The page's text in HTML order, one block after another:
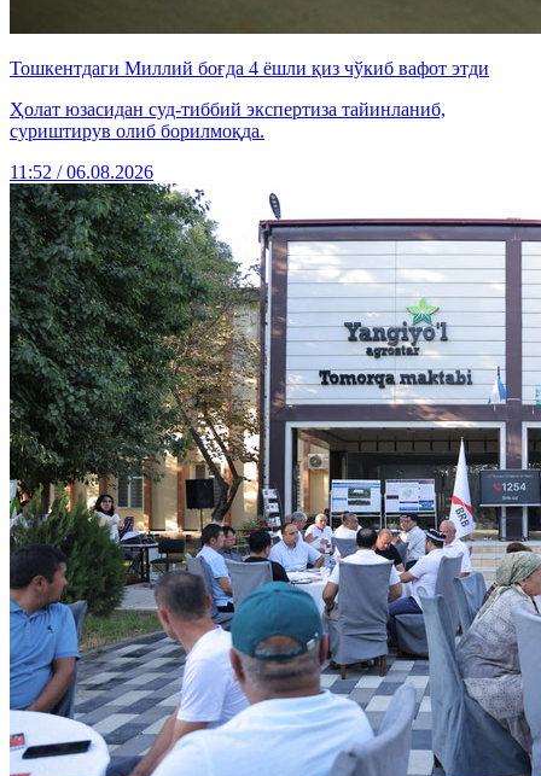
Тошкентдаги Миллий боғда 4 ёшли қиз чўкиб вафот этди
Ҳолат юзасидан суд-тиббий экспертиза тайинланиб,
суриштирув олиб борилмоқда.
11:52 / 06.08.2026